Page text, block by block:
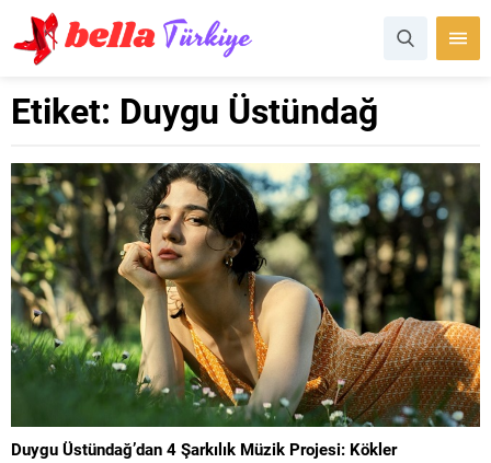
Etiket: Duygu Üstündağ
Duygu Üstündağ’dan 4 Şarkılık Müzik Projesi: Kökler